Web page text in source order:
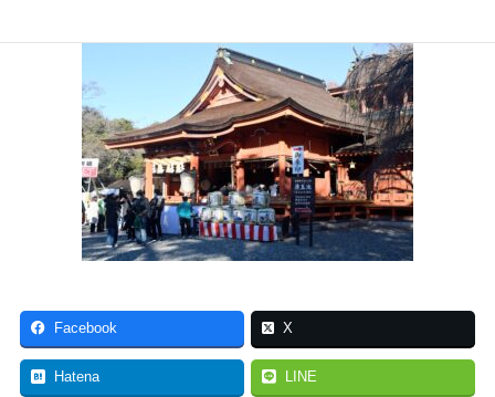
Facebook X
Hatena LINE